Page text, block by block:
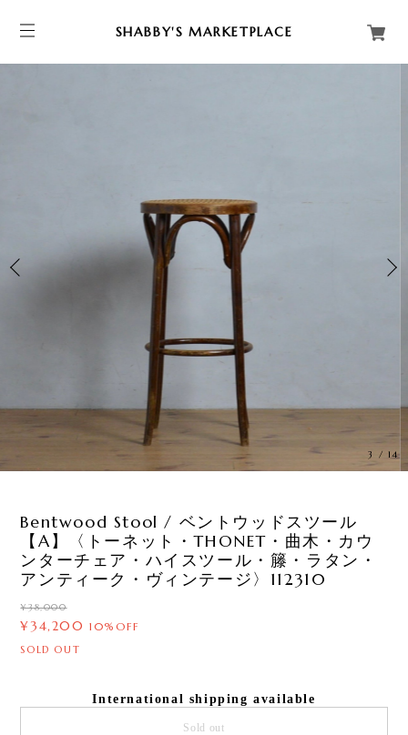
SHABBY'S MARKETPLACE
3 / 14
Bentwood Stool / ベントウッドスツール
【A】〈トーネット・THONET・曲木・カウ
ンターチェア・ハイスツール・籐・ラタン・
アンティーク・ヴィンテージ〉112310
¥38,000
¥34,200 10%OFF
SOLD OUT
International shipping available
Sold out